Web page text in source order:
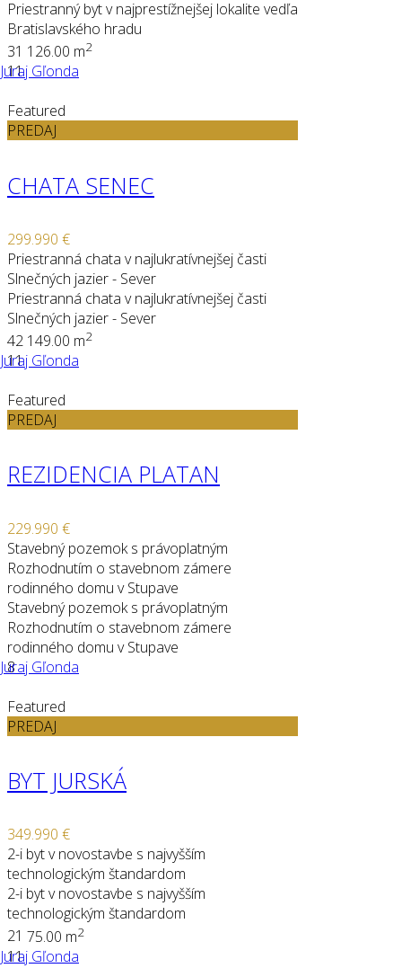
Priestranný byt v najprestížnejšej lokalite vedľa
Bratislavského hradu
31 126.00 m2
Juraj Gľonda
11
Featured
PREDAJ
CHATA SENEC
299.990 €
Priestranná chata v najlukratívnejšej časti
Slnečných jazier - Sever
Priestranná chata v najlukratívnejšej časti
Slnečných jazier - Sever
42 149.00 m2
Juraj Gľonda
11
Featured
PREDAJ
REZIDENCIA PLATAN
229.990 €
Stavebný pozemok s právoplatným
Rozhodnutím o stavebnom zámere
rodinného domu v Stupave
Stavebný pozemok s právoplatným
Rozhodnutím o stavebnom zámere
rodinného domu v Stupave
Juraj Gľonda
8
Featured
PREDAJ
BYT JURSKÁ
349.990 €
2-i byt v novostavbe s najvyšším
technologickým štandardom
2-i byt v novostavbe s najvyšším
technologickým štandardom
21 75.00 m2
Juraj Gľonda
11